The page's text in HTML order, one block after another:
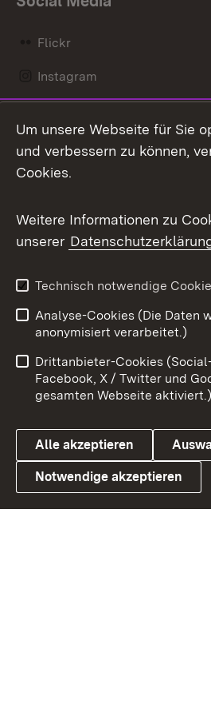
Flickr
Instagram
Mastodon
Messenger
Social Wall
X / Twitter
Youtube
Link zum Landesportal
Benutzungshinweise
Datenschutz
Um unsere Webseite für Sie
und verbessern zu können,
Cookies.
Weitere Informationen zu
unserer
Technisch notwendige
Analyse-Cookies (Die Daten
anonymisiert verarbeitet.)
Drittanbieter-Cookies
Facebook, X / Twitter und
gesamten Webseite aktiviert.)
Alle akzeptieren
Notwendige akzeptieren